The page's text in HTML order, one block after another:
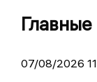
07/08/2026